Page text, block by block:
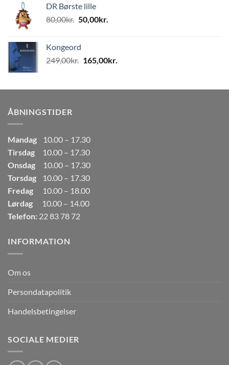
var:
80,00kr..50,00kr..
DR Børste lille
80,00kr. Den
var:
80,00kr..
50,00kr.
50,00kr..
Kongeord
249,00kr. Den
var:
165,00kr.
er:
ÅBNINGSTIDER
Mandag
10.00 – 17.30
Tirsdag
10.00 – 17.30
Onsdag
10.00 – 17.30
Torsdag
10.00 – 17.30
Fredag
10.00 – 18.00
Lørdag
10.00 – 14.00
Telefon: 22 83 78 72
INFORMATION
Om os
Persondatapolitik
Handelsbetingelser
SOCIALE MEDIER